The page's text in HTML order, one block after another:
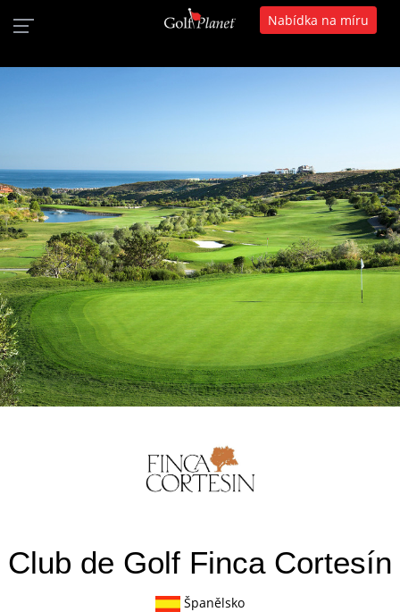
Nabídka na míru
Club de Golf Finca Cortesín
Španělsko